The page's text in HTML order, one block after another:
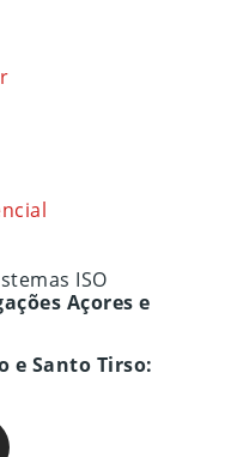
Açores e
e Santo Tirso: